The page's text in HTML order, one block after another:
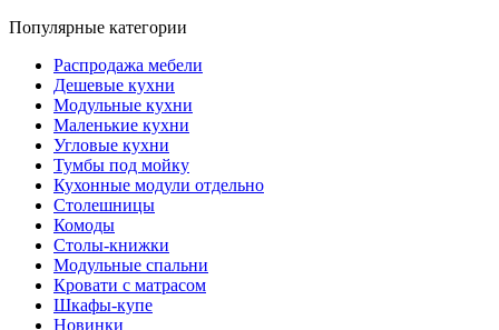
Популярные категории
Распродажа мебели
Дешевые кухни
Модульные кухни
Маленькие кухни
Угловые кухни
Тумбы под мойку
Кухонные модули отдельно
Столешницы
Комоды
Столы-книжки
Модульные спальни
Кровати с матрасом
Шкафы-купе
Новинки